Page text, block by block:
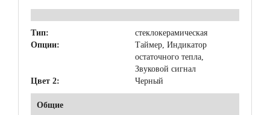
Тип:
стеклокерамическая
Опции:
Таймер, Индикатор
остаточного тепла,
Звуковой сигнал
Цвет 2:
Черный
Общие